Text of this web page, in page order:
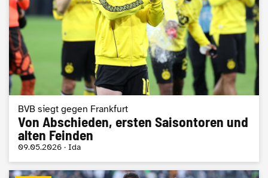
BVB siegt gegen Frankfurt
Von Abschieden, ersten Saisontoren und
alten Feinden
09.05.2026 · Ida